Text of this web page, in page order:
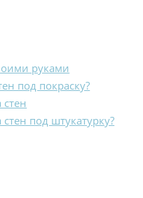
руками
под покраску?
под штукатурку?